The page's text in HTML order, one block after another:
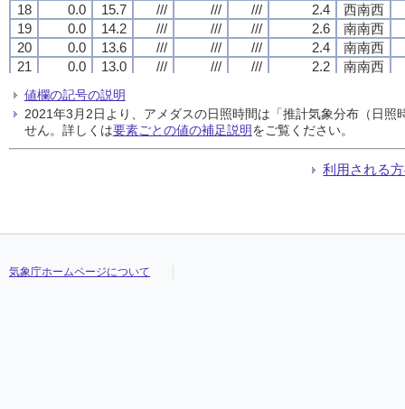
18
0.0 15.7 /// /// /// 2.4
西南西
19
0.0 14.2 /// /// /// 2.6
南南西
20
0.0 13.6 /// /// /// 2.4
南南西
21
0.0 13.0 /// /// /// 2.2
南南西
12.3
23
0.0 11.4
南南西
24
0.0 10.0 /// /// /// 3.2 南南西
18
0.0 15.7 /// /// /// 2.4
西南西
19
0.0 14.2 /// /// /// 2.6
南南西
20
0.0 13.6 /// /// /// 2.4
南南西
21
0.0 13.0 /// /// /// 2.2
南南西
12.3
23
0.0 11.4
南南西
24
0.0 10.0 /// /// /// 3.2 南南西
18
0.0 15.7 /// /// /// 2.4
西南西
19
0.0 14.2 /// /// /// 2.6
南南西
20
0.0 13.6 /// /// /// 2.4
南南西
21
0.0 13.0 /// /// /// 2.2
南南西
12.3
23
0.0 11.4
南南西
24
0.0 10.0 /// /// /// 3.2 南南西
18
0.0 15.7 /// /// /// 2.4
西南西
19
0.0 14.2 /// /// /// 2.6
南南西
20
0.0 13.6 /// /// /// 2.4
南南西
21
0.0 13.0 /// /// /// 2.2
南南西
12.3
23
0.0 11.4
南南西
24
0.0 10.0 /// /// /// 3.2 南南西
値欄の記号の説明
2021年3月2日より、アメダスの日照時間は「推計気象分布（日
せん。詳しくは要素ごとの値の補足説明をご覧ください。
利用される
気象庁ホームページについて